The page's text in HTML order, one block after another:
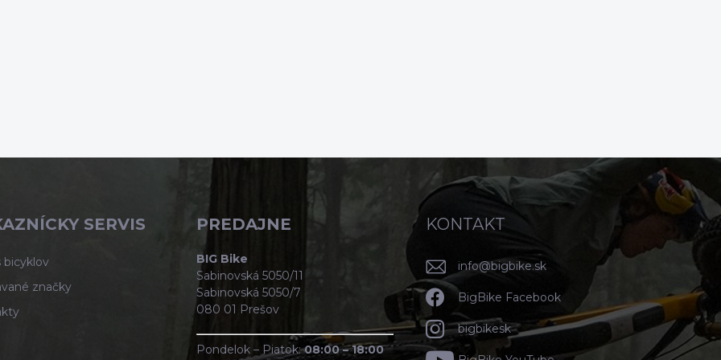
SERVIS
bicyklov
značky
PREDAJNE
BIG Bike
Sabinovská 5050/11
Sabinovská 5050/7
080 01 Prešov
Pondelok – Piatok:08:00 – 18:00
KONTAKT
info@bigbike.sk
BigBike Facebook
bigbikesk